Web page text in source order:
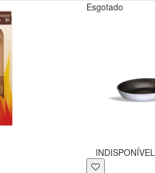
Esgotado
INDISPONÍVEL